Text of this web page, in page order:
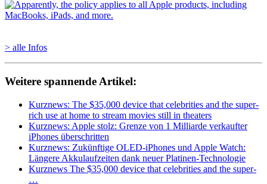
> alle Infos
Weitere spannende Artikel:
Kurznews: The $35,000 device that celebrities and the super-
rich use at home to stream movies still in theaters
Kurznews: Apple stolz: Grenze von 1 Milliarde verkaufter
iPhones überschritten
Kurznews: Zukünftige OLED-iPhones und Apple Watch:
Längere Akkulaufzeiten dank neuer Platinen-Technologie
Kurznews The $35,000 device that celebrities and the super-
…